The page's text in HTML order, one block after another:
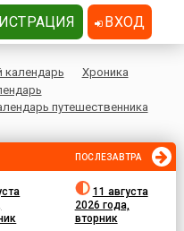
Хроника
путешественника
ПОСЛЕЗАВТРА
11 августа
2026 года,
вторник
ВХОД